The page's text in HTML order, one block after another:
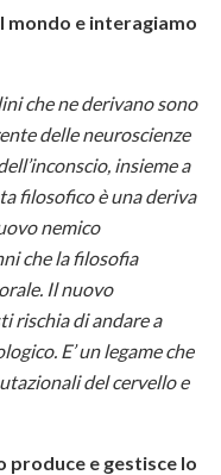
mondo e interagiamo
che ne derivano sono
delle neuroscienze
insieme a
filosofico è una deriva
nemico
che la filosofia
Il nuovo
rischia di andare a
E’ un legame che
del cervello e
produce e gestisce lo